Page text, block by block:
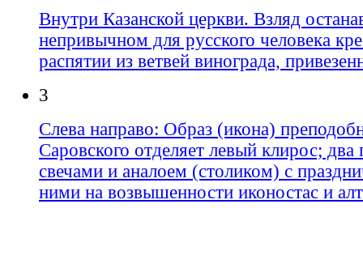
Внутри Казанской церкви. Взляд
непривычном для русского человека
распятии из ветвей винограда,
3
Слева направо: Образ (икона)
Саровского отделяет левый клирос; два
свечами и аналоем (столиком) с
ними на возвышенности иконостас и